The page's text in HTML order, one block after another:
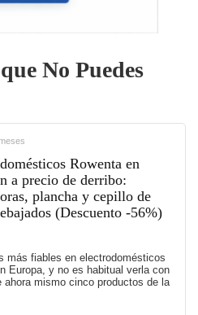
No Puedes
Rowenta en
a precio de derribo:
plancha y cepillo de
(Descuento -56%)
más fiables en electrodomésticos
Europa, y no es habitual verla con
mismo cinco productos de la